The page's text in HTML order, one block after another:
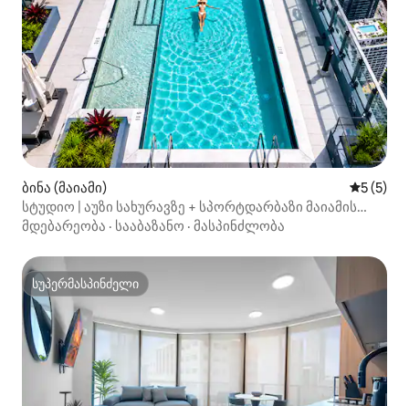
ბინა (მაიამი)
5 (5)
სტუდიო | აუზი სახურავზე + სპორტდარბაზი მაიამის
შუაგულში
მდებარეობა · სააბაზანო · მასპინძლობა
სუპერმასპინძელი
სუპერმასპინძელი